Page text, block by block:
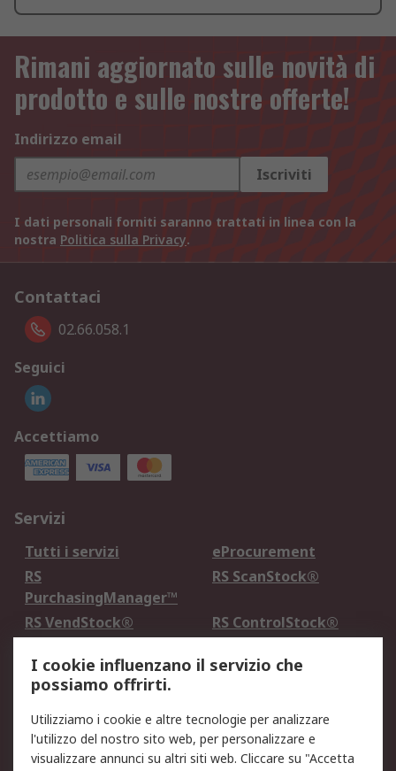
Rimani aggiornato sulle novità di
prodotto e sulle nostre offerte!
Indirizzo email
Iscriviti
I dati personali forniti saranno trattati in linea con la
nostra Politica sulla Privacy.
Contattaci
02.66.058.1
Seguici
Accettiamo
Servizi
Tutti i servizi
eProcurement
RS
PurchasingManager™
RS ScanStock®
RS VendStock®
RS ControlStock®
Legale
Informativa Cookie
Informativa Privacy -
Aggiornata
I cookie influenzano il servizio che
possiamo offrirti.
Utilizziamo i cookie e altre tecnologie per analizzare
l'utilizzo del nostro sito web, per personalizzare e
visualizzare annunci su altri siti web. Cliccare su "Accetta